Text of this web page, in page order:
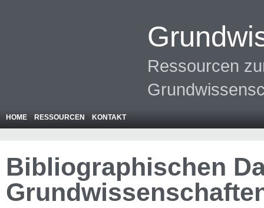
Ressourcen
HOME RESSOURCEN KONTAKT
Bibliographischen